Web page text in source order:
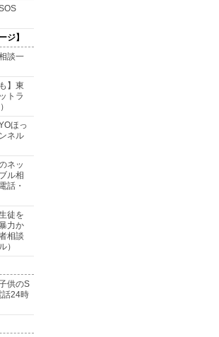
ジ】
談一
】東
トラ
ほっ
ネル
ネッ
ル相
話・
徒を
力か
相談
）
供のS
話24時